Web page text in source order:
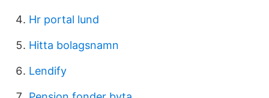
Hr portal lund
Hitta bolagsnamn
Lendify